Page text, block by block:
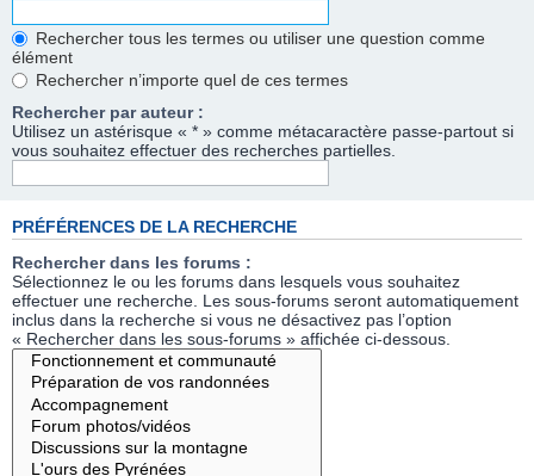
Rechercher tous les termes ou utiliser une question comme
élément
Rechercher n’importe quel de ces termes
Rechercher par auteur :
Utilisez un astérisque « * » comme métacaractère passe-partout si
vous souhaitez effectuer des recherches partielles.
PRÉFÉRENCES DE LA RECHERCHE
Rechercher dans les forums :
Sélectionnez le ou les forums dans lesquels vous souhaitez
effectuer une recherche. Les sous-forums seront automatiquement
inclus dans la recherche si vous ne désactivez pas l’option
« Rechercher dans les sous-forums » affichée ci-dessous.